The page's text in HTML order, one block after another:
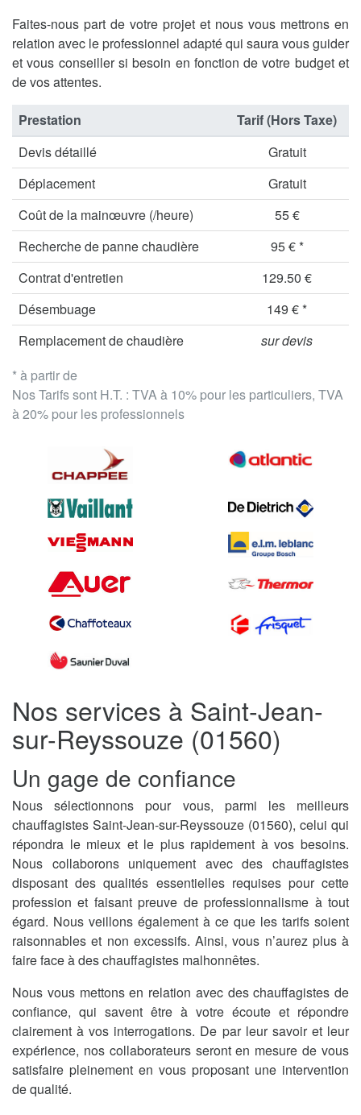
Faites-nous part de votre projet et nous vous mettrons en
relation avec le professionnel adapté qui saura vous guider
et vous conseiller si besoin en fonction de votre budget et
de vos attentes.
* à partir de
Nos Tarifs sont H.T. : TVA à 10% pour les particuliers, TVA
à 20% pour les professionnels
Prestation
Tarif (Hors Taxe)
Devis détaillé
Gratuit
Déplacement
Gratuit
Coût de la mainœuvre (/heure)
55 €
Recherche de panne chaudière
95 € *
Contrat d'entretien
129.50 €
Désembuage
149 € *
Remplacement de chaudière
sur devis
Nos services à Saint-Jean-
sur-Reyssouze (01560)
Un gage de confiance
Nous sélectionnons pour vous, parmi les meilleurs
chauffagistes Saint-Jean-sur-Reyssouze (01560), celui qui
répondra le mieux et le plus rapidement à vos besoins.
Nous collaborons uniquement avec des chauffagistes
disposant des qualités essentielles requises pour cette
profession et faisant preuve de professionnalisme à tout
égard. Nous veillons également à ce que les tarifs soient
raisonnables et non excessifs. Ainsi, vous n’aurez plus à
faire face à des chauffagistes malhonnêtes.
Nous vous mettons en relation avec des chauffagistes de
confiance, qui savent être à votre écoute et répondre
clairement à vos interrogations. De par leur savoir et leur
expérience, nos collaborateurs seront en mesure de vous
satisfaire pleinement en vous proposant une intervention
de qualité.